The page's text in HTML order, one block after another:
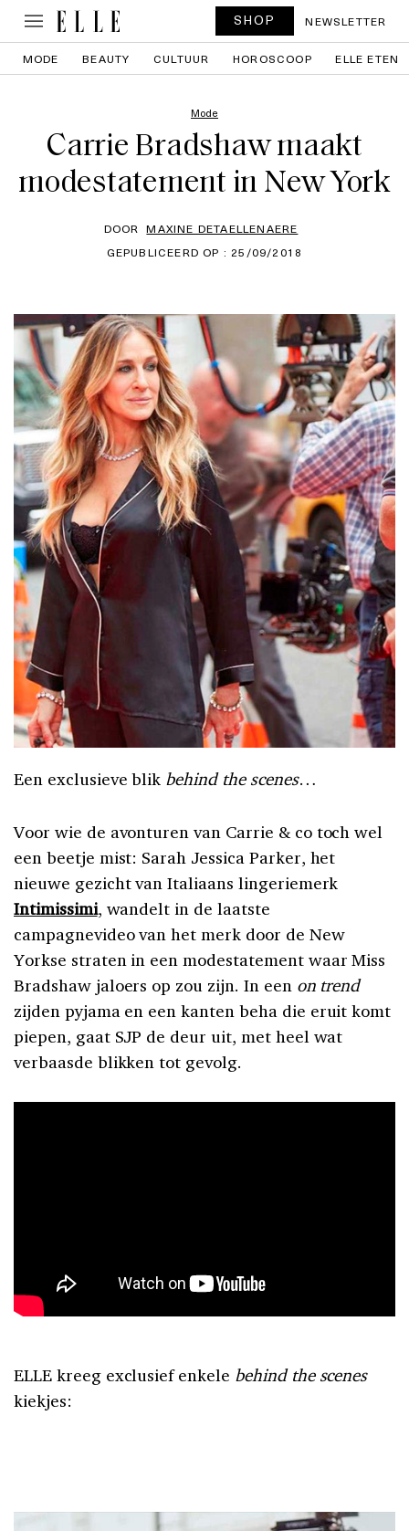
SHOP NEWSLETTER
MODE BEAUTY CULTUUR HOROSCOOP ELLE ETEN
Mode
Carrie Bradshaw maakt
modestatement in New York
DOOR MAXINE DETAELLENAERE
GEPUBLICEERD OP : 25/09/2018
Een exclusieve blik behind the scenes…
Voor wie de avonturen van Carrie & co toch wel
een beetje mist: Sarah Jessica Parker, het
nieuwe gezicht van Italiaans lingeriemerk
Intimissimi, wandelt in de laatste
campagnevideo van het merk door de New
Yorkse straten in een modestatement waar Miss
Bradshaw jaloers op zou zijn. In een on trend
zijden pyjama en een kanten beha die eruit komt
piepen, gaat SJP de deur uit, met heel wat
verbaasde blikken tot gevolg.
ELLE kreeg exclusief enkele behind the scenes
kiekjes: